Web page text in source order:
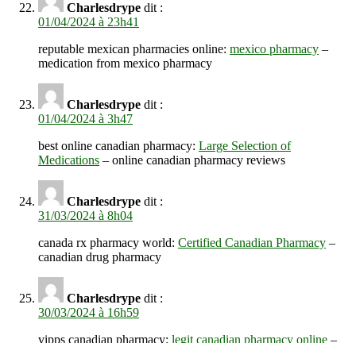
Charlesdrype dit :
01/04/2024 à 23h41
reputable mexican pharmacies online: mexico pharmacy –
medication from mexico pharmacy
Charlesdrype dit :
01/04/2024 à 3h47
best online canadian pharmacy: Large Selection of
Medications – online canadian pharmacy reviews
Charlesdrype dit :
31/03/2024 à 8h04
canada rx pharmacy world: Certified Canadian Pharmacy –
canadian drug pharmacy
Charlesdrype dit :
30/03/2024 à 16h59
vipps canadian pharmacy: legit canadian pharmacy online –